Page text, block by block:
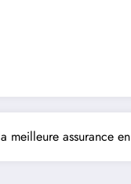
meilleure assurance